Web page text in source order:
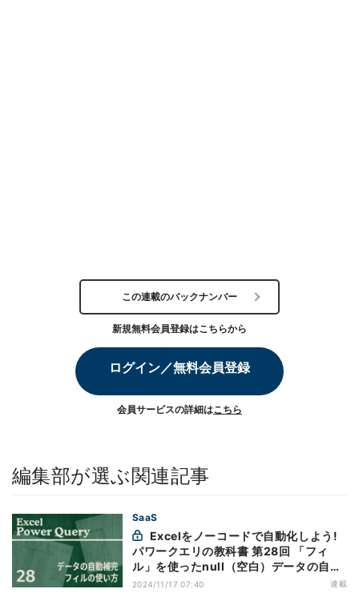
この連載のバックナンバー
新規無料会員登録はこちらから
ログイン／無料会員登録
会員サービスの詳細はこちら
編集部が選ぶ関連記事
SaaS
パワークエリの教科書 第28回 「フィ
ル」を使ったnull（空白）データの自動
補完
2024/11/17 07:40 連載